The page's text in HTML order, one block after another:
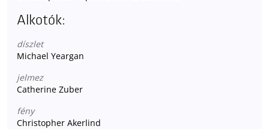
Alkotók:
díszlet
Michael Yeargan
jelmez
Catherine Zuber
fény
Christopher Akerlind